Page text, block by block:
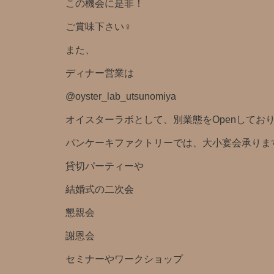
この機会に是非！
ご賞味下さい‍♀️
また、
ディナー営業は
@oyster_lab_utsunomiya
オイスターラボとして、別業態をOpenしてお
パンケーキファクトリーでは、大小宴会承りま
貸切パーティーや
結婚式の二次会
懇親会
謝恩会
セミナーやワークショップ